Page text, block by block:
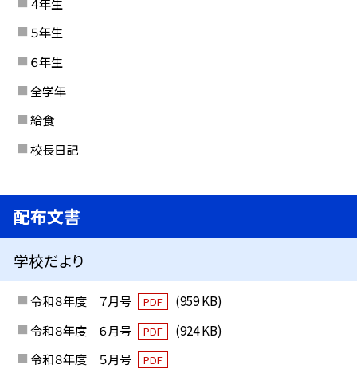
５年生
６年生
全学年
給食
校長日記
配布文書
学校だより
令和８年度 ７月号 PDF
(959 KB)
令和８年度 ６月号
PDF
(924 KB)
令和８年度 ５月号
PDF